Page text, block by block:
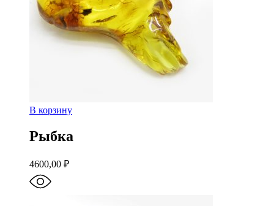
В корзину
Рыбка
4600,00 ₽